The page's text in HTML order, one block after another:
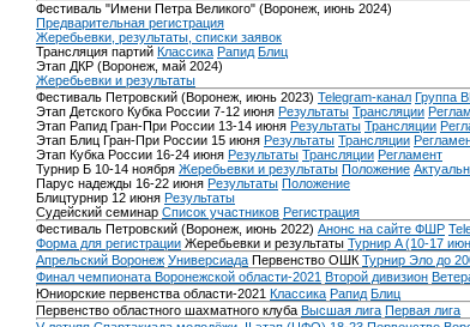
Фестиваль "Имени Петра Великого" (Воронеж, июнь 2024)
Предварительная регистрация
Жеребьевки, результаты, списки заявок
Трансляция партий Классика Рапид Блиц
Этап ДКР (Воронеж, май 2024)
Жеребьевки и результаты
Фестиваль Петровский (Воронеж, июнь 2023) Telegram-канал Группа
Этап Детского Кубка России 7-12 июня Результаты Трансляции
Этап Рапид Гран-При России 13-14 июня Результаты Трансляции
Этап Блиц Гран-При России 15 июня Результаты Трансляции
Этап Кубка России 16-24 июня Результаты Трансляции Регламент
Турнир Б 10-14 ноября Жеребьевки и результаты Положение
Парус надежды 16-22 июня Результаты Положение
Блицтурнир 12 июня Результаты
Судейский семинар Список участников Регистрация
Фестиваль Петровский (Воронеж, июнь 2022) Анонс на сайте ФШР
Форма для регистрации Жеребьевки и результаты Турнир A (10-17
Апрельский Воронеж Универсиада Первенство ОШК Турнир Эло до
Финал чемпионата Воронежской области-2021 Второй дивизион
Юниорские первенства области-2021 Классика Рапид Блиц
Первенство областного шахматного клуба Высшая лига Первая лига